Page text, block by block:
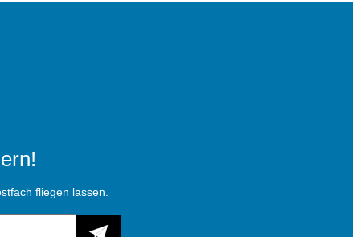
fliegen lassen.